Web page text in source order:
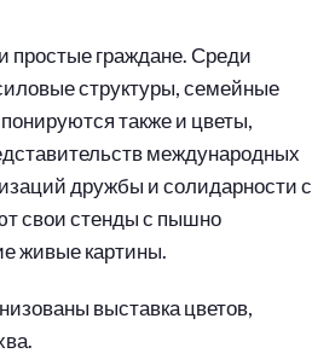
простые граждане. Среди
структуры, семейные
также и цветы,
международных
дружбы и солидарности с
свои стенды с пышно
живые картины.
выставка цветов,